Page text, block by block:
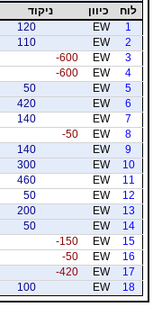
לוח כיוון ניקוד
1
EW
120
2
EW
110
3
EW
-600
4
EW
-600
5
EW
50
6
EW
420
7
EW
140
8
EW
-50
9
EW
140
10
EW
300
11
EW
460
12
EW
50
13
EW
200
14
EW
50
15
EW
-150
16
EW
-50
17
EW
-420
18
EW
100